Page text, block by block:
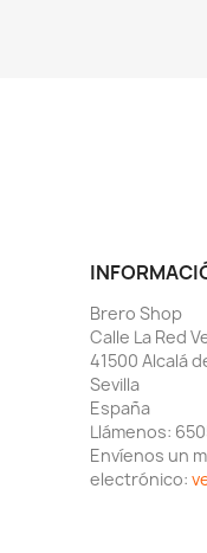
Brero Shop
Calle La Red
41500 Alcalá
Sevilla
España
Llámenos:
Envíenos un
electrónico: